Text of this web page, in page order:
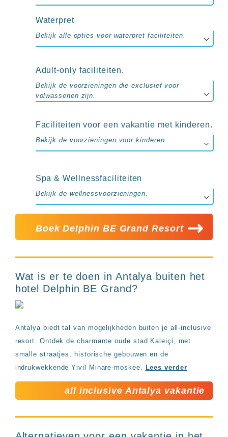
Waterpret
Bekijk alle opties voor waterpret faciliteiten.
Adult-only faciliteiten.
Bekijk de voorzieningen die exclusief voor
volwassenen zijn.
Faciliteiten voor een vakantie met kinderen.
Bekijk de voorzieningen voor kinderen.
Spa & Wellnessfaciliteiten
Bekijk de wellnessvoorzieningen.
Boek Delphin BE Grand Resort
Wat is er te doen in Antalya buiten het
hotel Delphin BE Grand?
Antalya biedt tal van mogelijkheden buiten je all-inclusive
resort. Ontdek de charmante oude stad Kaleiçi, met
smalle straatjes, historische gebouwen en de
indrukwekkende Yivil Minare-moskee. Lees verder
all inclusive Antalya vakantie